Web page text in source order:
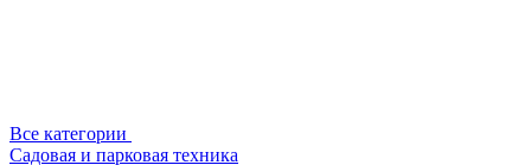
Все категории
Садовая и парковая техника